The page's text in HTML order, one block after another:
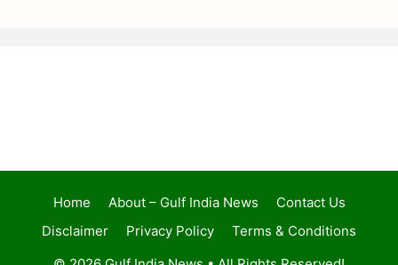
Home About – Gulf India News
Contact Us
Disclaimer
Privacy Policy
Terms & Conditions